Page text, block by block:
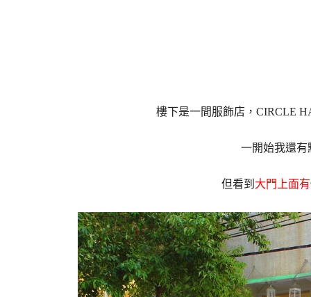
樓下是一間服飾店，CIRCLE
一開始我還
但看到 大門上面